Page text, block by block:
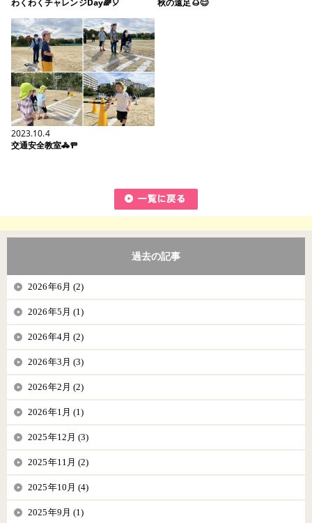
わくわくチャレンジDay🌈🎈 秋の遠足🌰😊
2023.10.4
交通安全教室🚓🚥
過去の記事
2026年6月 (2)
2026年5月 (1)
2026年4月 (2)
2026年3月 (3)
2026年2月 (2)
2026年1月 (1)
2025年12月 (3)
2025年11月 (2)
2025年10月 (4)
2025年9月 (1)